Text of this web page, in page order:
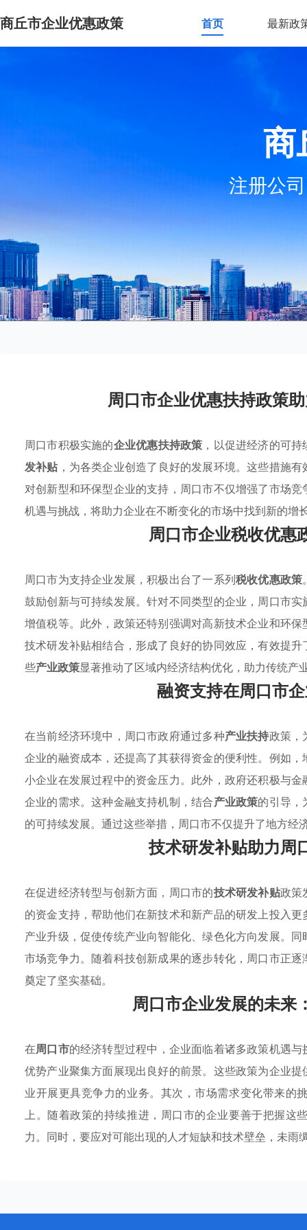
商丘市企业优惠政策 首页 最新政
商
注册公
周口市企业优惠扶持政策
周口市积极实施的企业优惠扶持政策 ，以促进经济的可
发补贴，为各类企业创造了良好的发展环境。这些措施
对创新型和环保型企业的支持，周口市不仅增强了市场
机遇与挑战，将助力企业在不断变化的市场中找到新的增
周口市企业税收优惠
周口市为支持企业发展，积极出台了一系列税收优惠政策
鼓励创新与可持续发展。针对不同类型的企业，周口市实
增值税等。此外，政策还特别强调对高新技术企业和环
技术研发补贴相结合，形成了良好的协同效应，有效提
些产业政策显著推动了区域内经济结构优化，助力传统产
融资支持在周口市
在当前经济环境中，周口市政府通过多种产业扶持政策，
企业的融资成本，还提高了其获得资金的便利性。例如
小企业在发展过程中的资金压力。此外，政府还积极与
企业的需求。这种金融支持机制，结合产业政策的引导，
的可持续发展。通过这些举措，周口市不仅提升了地方经
技术研发补贴助力周
在促进经济转型与创新方面，周口市的技术研发补贴政策
的资金支持，帮助他们在新技术和新产品的研发上投入
产业升级，促使传统产业向智能化、绿色化方向发展。
市场竞争力。随着科技创新成果的逐步转化，周口市正
奠定了坚实基础。
周口市企业发展的未来
在周口市的经济转型过程中，企业面临着诸多政策机遇与
优势产业聚集方面展现出良好的前景。这些政策为企业
业开展更具竞争力的业务。其次，市场需求变化带来的
上。随着政策的持续推进，周口市的企业要善于把握这
力。同时，要应对可能出现的人才短缺和技术壁垒，未雨